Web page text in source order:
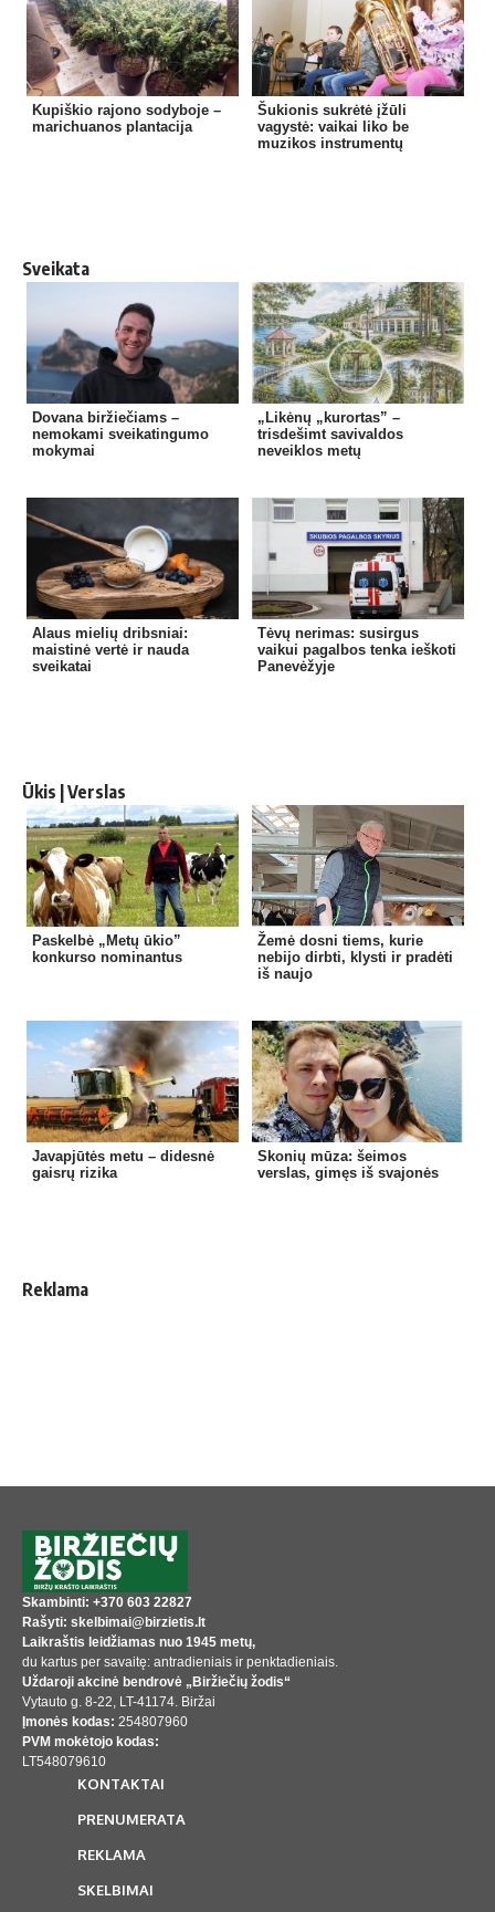
Kupiškio rajono sodyboje –
marichuanos plantacija
Šukionis sukrėtė įžūli
vagystė: vaikai liko be
muzikos instrumentų
Sveikata
Dovana biržiečiams –
nemokami sveikatingumo
mokymai
„Likėnų „kurortas” –
trisdešimt savivaldos
neveiklos metų
Alaus mielių dribsniai:
maistinė vertė ir nauda
sveikatai
Tėvų nerimas: susirgus
vaikui pagalbos tenka ieškoti
Panevėžyje
Ūkis | Verslas
Paskelbė „Metų ūkio”
konkurso nominantus
Žemė dosni tiems, kurie
nebijo dirbti, klysti ir pradėti
iš naujo
Javapjūtės metu – didesnė
gaisrų rizika
Skonių mūza: šeimos
verslas, gimęs iš svajonės
Reklama
Skambinti: +370 603 22827
Rašyti: skelbimai@birzietis.lt
Laikraštis leidžiamas nuo 1945 metų,
du kartus per savaitę: antradieniais ir penktadieniais.
Uždaroji akcinė bendrovė „Biržiečių žodis“
Vytauto g. 8-22, LT-41174. Biržai
Įmonės kodas: 254807960
PVM mokėtojo kodas:
LT548079610
KONTAKTAI
PRENUMERATA
REKLAMA
SKELBIMAI